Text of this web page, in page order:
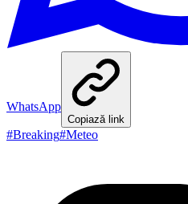
WhatsApp
Copiază link
#Breaking#Meteo